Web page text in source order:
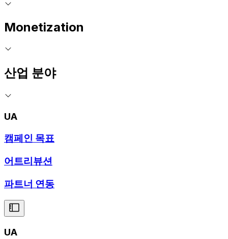
Monetization
산업 분야
UA
캠페인 목표
어트리뷰션
파트너 연동
UA